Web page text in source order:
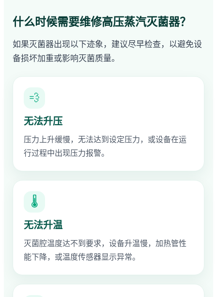
什么时候需要维修高压蒸汽灭菌器？
如果灭菌器出现以下迹象，建议尽早检查，以避免设
备损坏加重或影响灭菌质量。
💨
无法升压
压力上升缓慢，无法达到设定压力，或设备在运
行过程中出现压力报警。
🌡
无法升温
灭菌腔温度达不到要求，设备升温慢，加热管性
能下降，或温度传感器显示异常。